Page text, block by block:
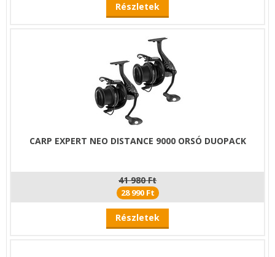
Részletek
CARP EXPERT NEO DISTANCE 9000 ORSÓ DUOPACK
41 980 Ft
28 990 Ft
Részletek